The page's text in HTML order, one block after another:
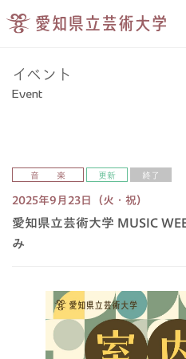
イベント
Event
音 楽 更新 終了
2025年9月23日（火・祝）
愛知県立芸術大学 MUSIC
み